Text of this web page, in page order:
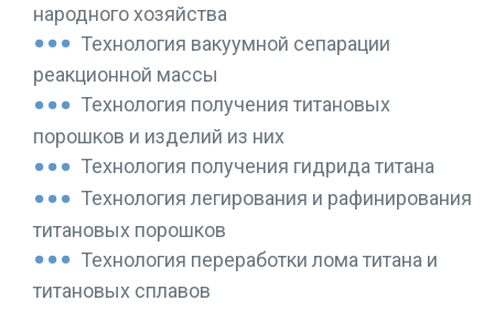
народного хозяйства
Технология вакуумной сепарации
реакционной массы
Технология получения титановых
порошков и изделий из них
Технология получения гидрида титана
Технология легирования и рафинирования
титановых порошков
Технология переработки лома титана и
титановых сплавов